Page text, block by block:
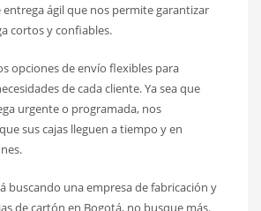
ágil que nos permite garantizar
cortos y confiables.
opciones de envío flexibles para
de cada cliente. Ya sea que
urgente o programada, nos
sus cajas lleguen a tiempo y en
buscando una empresa de fabricación y
de cartón en Bogotá, no busque más.